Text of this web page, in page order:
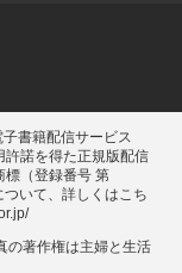
書籍配信サービス
許諾を得た正規版配信
標（登録番号 第
いて、詳しくはこち
の著作権は主婦と⽣活